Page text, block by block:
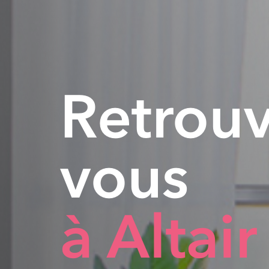
vous
à Altair